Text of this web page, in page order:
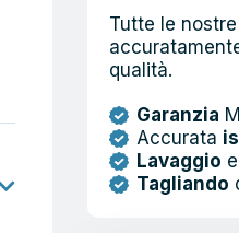
Tutte le
qualità.
Garanzia
Accurata
Lavaggio e
Tagliando